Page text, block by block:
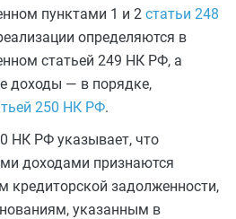
пунктами 1 и 2 статьи 248
определяются в
статьей 249 НК РФ, а
доходы — в порядке,
250 НК РФ.
НК РФ указывает, что
доходами признаются
кредиторской задолженности,
указанным в